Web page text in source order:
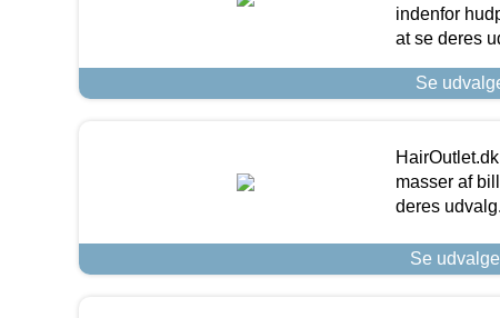
indenfor
at se deres
Se
masser af
deres udvalg.
Se